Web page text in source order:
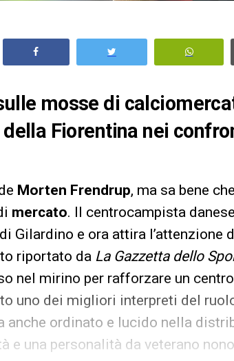
mosse di
della Fiorentina nei
Morten Frendrup, ma sa bene
mercato. Il centrocampista
Gilardino e ora attira l’attenzione
riportato da La Gazzetta dello
nel mirino per rafforzare un
uno dei migliori interpreti del
anche ordinato e lucido nella
e una personalità da veterano